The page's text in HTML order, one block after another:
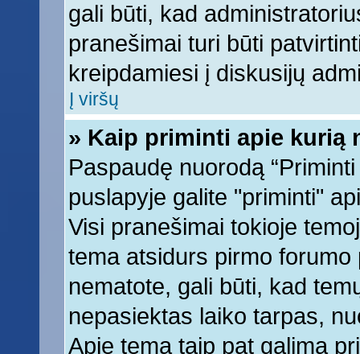
gali būti, kad
pranešimai turi būti
kreipdamiesi į diskusijų
Į viršų
» Kaip priminti apie kurią
Paspaudę nuorodą
puslapyje galite "priminti"
Visi pranešimai tokioje
tema atsidurs pirmo
nematote, gali būti, kad
nepasiektas laiko tarpas,
Apie temą taip pat galima